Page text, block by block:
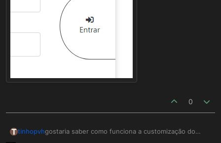
0
Ttinhopvhgostaria saber como funciona a customização do